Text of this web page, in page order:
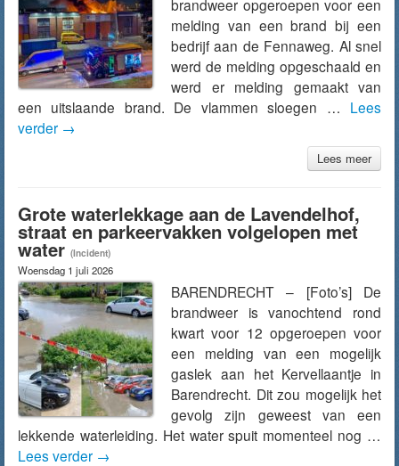
brandweer opgeroepen voor een
melding van een brand bij een
bedrijf aan de Fennaweg. Al snel
werd de melding opgeschaald en
werd er melding gemaakt van
een uitslaande brand. De vlammen sloegen … Lees
verder →
Lees meer
Grote waterlekkage aan de Lavendelhof,
straat en parkeervakken volgelopen met
water (Incident)
Woensdag 1 juli 2026
BARENDRECHT – [Foto’s] De
brandweer is vanochtend rond
kwart voor 12 opgeroepen voor
een melding van een mogelijk
gaslek aan het Kervellaantje in
Barendrecht. Dit zou mogelijk het
gevolg zijn geweest van een
lekkende waterleiding. Het water spuit momenteel nog …
Lees verder →